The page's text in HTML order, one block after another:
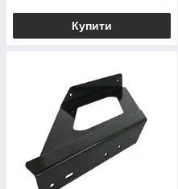
Купити